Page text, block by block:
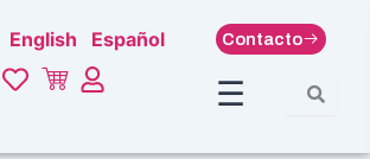
English Español Contacto
☰